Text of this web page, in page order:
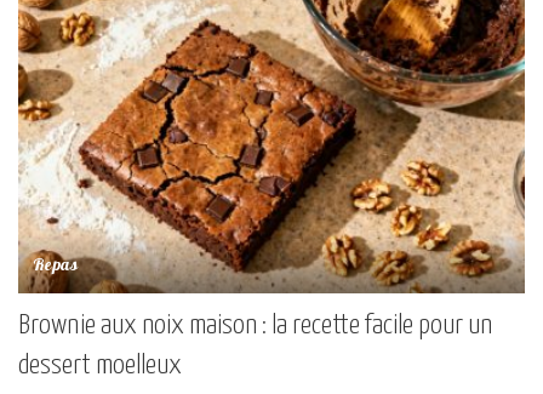
Repas
Brownie aux noix maison : la recette facile pour un
dessert moelleux